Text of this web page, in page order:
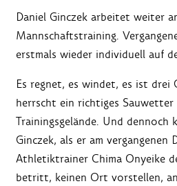
Daniel Ginczek arbeitet weiter
Mannschaftstraining.
erstmals wieder individuell auf
Es regnet, es windet, es ist drei
herrscht ein richtiges Sauwetter
Trainingsgelände. Und dennoch
Ginczek, als er am vergangenen
Athletiktrainer Chima Onyeike
betritt, keinen Ort vorstellen,